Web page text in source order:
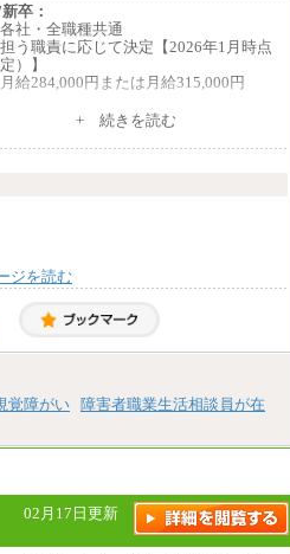
卒：
社・全職種共通
職責に応じて決定【2026年1月時点
）】
284,000円または月給315,000円
社後早期から、自律的な業務遂行が
られる職務を担う方については、月額給
円です。
に設定する給与については、選考
で決定していきます。
に加え、所定労働時間外に勤務を
合には、時間外勤務手当を支給しま
各社・全職種共通＞
期間中の給与に変更はありません。
・能力を考慮し、当社規定により決定
ます。
+ 続きを読む
ジを読む
覚障がい
障害者職業生活相談員が在
02月17日更新